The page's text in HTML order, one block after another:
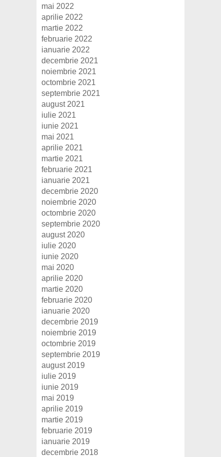
mai 2022
aprilie 2022
martie 2022
februarie 2022
ianuarie 2022
decembrie 2021
noiembrie 2021
octombrie 2021
septembrie 2021
august 2021
iulie 2021
iunie 2021
mai 2021
aprilie 2021
martie 2021
februarie 2021
ianuarie 2021
decembrie 2020
noiembrie 2020
octombrie 2020
septembrie 2020
august 2020
iulie 2020
iunie 2020
mai 2020
aprilie 2020
martie 2020
februarie 2020
ianuarie 2020
decembrie 2019
noiembrie 2019
octombrie 2019
septembrie 2019
august 2019
iulie 2019
iunie 2019
mai 2019
aprilie 2019
martie 2019
februarie 2019
ianuarie 2019
decembrie 2018